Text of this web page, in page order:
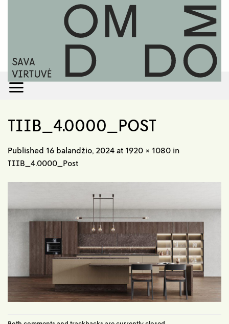
TIIB_4.0000_POST
Published 16 balandžio, 2024 at 1920 × 1080 in
TIIB_4.0000_Post